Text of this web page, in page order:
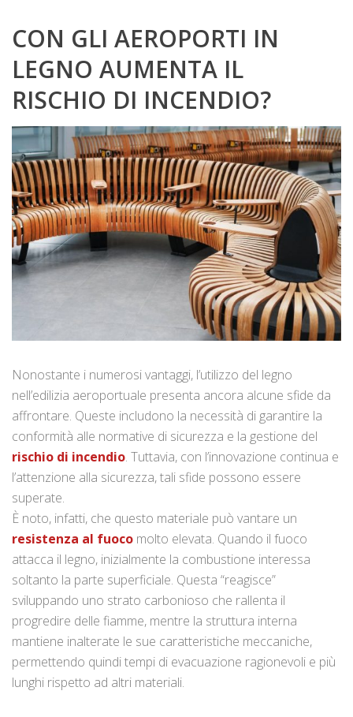
CON GLI AEROPORTI IN
LEGNO AUMENTA IL
RISCHIO DI INCENDIO?
Nonostante i numerosi vantaggi, l’utilizzo del legno
nell’edilizia aeroportuale presenta ancora alcune sfide da
affrontare. Queste includono la necessità di garantire la
conformità alle normative di sicurezza e la gestione del
rischio di incendio. Tuttavia, con l’innovazione continua e
l’attenzione alla sicurezza, tali sfide possono essere
superate.
È noto, infatti, che questo materiale può vantare un
resistenza al fuoco molto elevata. Quando il fuoco
attacca il legno, inizialmente la combustione interessa
soltanto la parte superficiale. Questa “reagisce”
sviluppando uno strato carbonioso che rallenta il
progredire delle fiamme, mentre la struttura interna
mantiene inalterate le sue caratteristiche meccaniche,
permettendo quindi tempi di evacuazione ragionevoli e più
lunghi rispetto ad altri materiali.